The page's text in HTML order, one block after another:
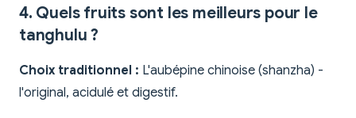
4. Quels fruits sont les meilleurs pour le
tanghulu ?
Choix traditionnel : L'aubépine chinoise (shanzha) -
l'original, acidulé et digestif.